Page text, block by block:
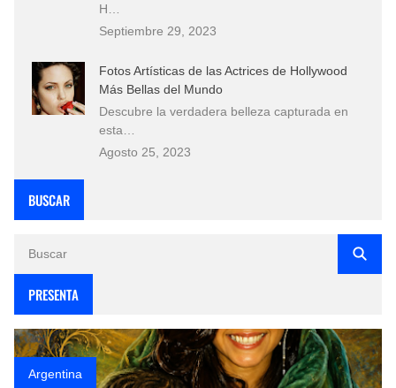
H…
Septiembre 29, 2023
Fotos Artísticas de las Actrices de Hollywood
Más Bellas del Mundo
Descubre la verdadera belleza capturada en
esta…
Agosto 25, 2023
BUSCAR
PRESENTA
Argentina